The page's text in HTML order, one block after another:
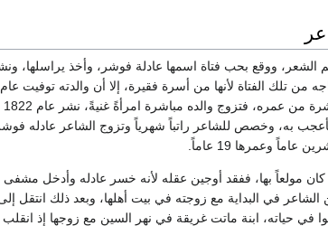
الشعر، ووقع بحب فتاة اسمها عادلة فوشر، وأخذ يراسلها،
فتزوج والده مباشرة امرأةً غنيةً، نشر عام 1822 ديوانه الأول فقرأه الملك
به، وخصص للشاعر راتباً شهرياً وتزوج الشاعر عادله فوشر
وعمرها 19 عاماً.‏
كان مولعاً بها، ففقد أوجين عقله لأنه خسر عادله وأدخل مشفى
في البداية مع زوجته في بيت أهلها، وبعد ذلك انتقل
في حياته، ابنة ماتت غريقة في نهر السين مع زوجها إذ انقلب